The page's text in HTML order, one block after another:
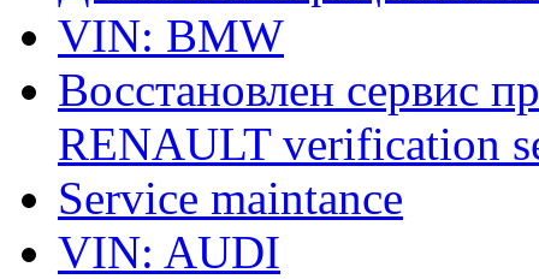
VIN: BMW
Восстановлен сервис
RENAULT verification
Service maintance
VIN: AUDI